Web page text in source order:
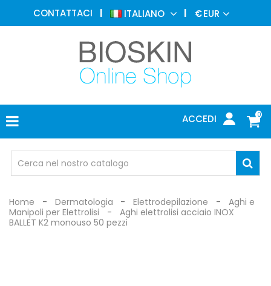
CONTATTACI ITALIANO €EUR
0
ACCEDI
MEDICINA
ESTETICA
DERMATOLOGIA
FOTOTERAPIA
ELETTROMEDICALI
MEDICO
OCCHIALI
DI
Home Dermatologia Elettrodepilazione
Aghi e
Manipoli per Elettrolisi
Aghi elettrolisi acciaio INOX
BALLET K2 monouso 50 pezzi